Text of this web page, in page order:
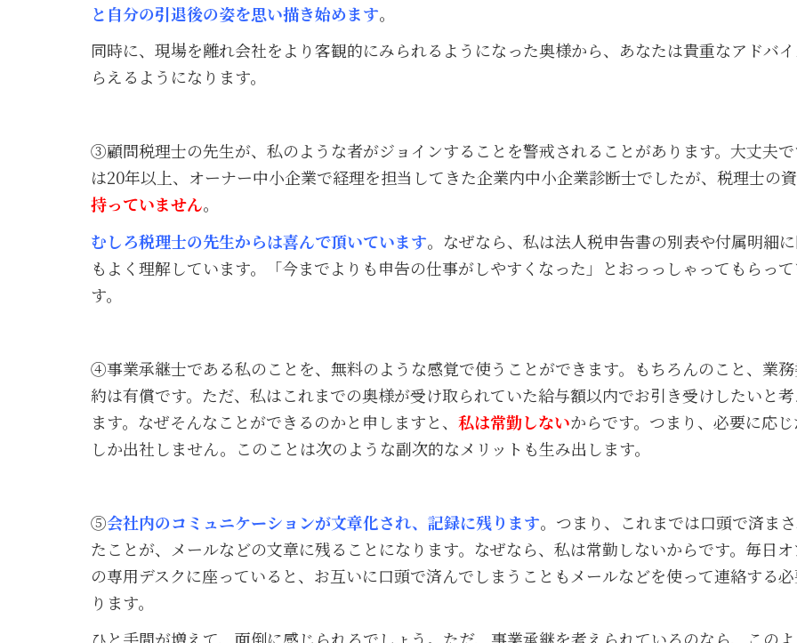
と自分の引退後の姿を思い描き始めます。
同時に、現場を離れ会社をより客観的にみられるようになった奥様から、あなたは貴重なアドバ
らえるようになります。
③顧問税理士の先生が、私のような者がジョインすることを警戒されることがあります。大丈夫
は20年以上、オーナー中小企業で経理を担当してきた企業内中小企業診断士でしたが、税理士の
持っていません。
むしろ税理士の先生からは喜んで頂いています。なぜなら、私は法人税申告書の別表や付属明細
もよく理解しています。「今までよりも申告の仕事がしやすくなった」とおっっしゃってもらっ
す。
④事業承継士である私のことを、無料のような感覚で使うことができます。もちろんのこと、業
約は有償です。ただ、私はこれまでの奥様が受け取られていた給与額以内でお引き受けしたいと
ます。なぜそんなことができるのかと申しますと、 私は常勤しないからです。つまり、必要に応
しか出社しません。このことは次のような副次的なメリットも生み出します。
⑤会社内のコミュニケーションが文章化され、記録に残ります。つまり、これまでは口頭で済ま
たことが、メールなどの文章に残ることになります。なぜなら、私は常勤しないからです。毎日オ
の専用デスクに座っていると、お互いに口頭で済んでしまうこともメールなどを使って連絡する
ります。